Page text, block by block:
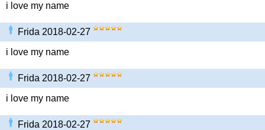
i love my name
Frida 2018-02-27
i love my name
Frida 2018-02-27
i love my name
Frida 2018-02-27